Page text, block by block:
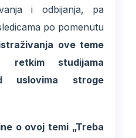
i odbijanja, pa
po pomenutu
ove teme
studijama
uslovima stroge
o ovoj temi „Treba